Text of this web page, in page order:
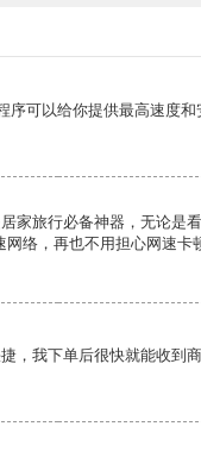
序可以给你提供最高速度和
家旅行必备神器，无论是
络，再也不用担心网速卡
，我下单后很快就能收到商